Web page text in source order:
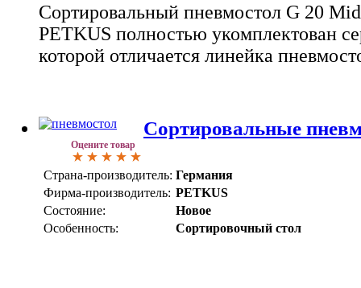
Сортировальный пневмостол G 20
PETKUS полностью укомплектован
которой отличается линейка
Оцените товар
Сортировальные
Страна-производитель: Германия
Фирма-производитель: PETKUS
Состояние:
Новое
Особенность:
Сортировочный стол